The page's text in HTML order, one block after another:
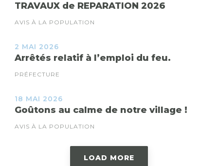
TRAVAUX de REPARATION 2026
AVIS À LA POPULATION
2 MAI 2026
Arrêtés relatif à l’emploi du feu.
PRÉFECTURE
18 MAI 2026
Goûtons au calme de notre village !
AVIS À LA POPULATION
LOAD MORE